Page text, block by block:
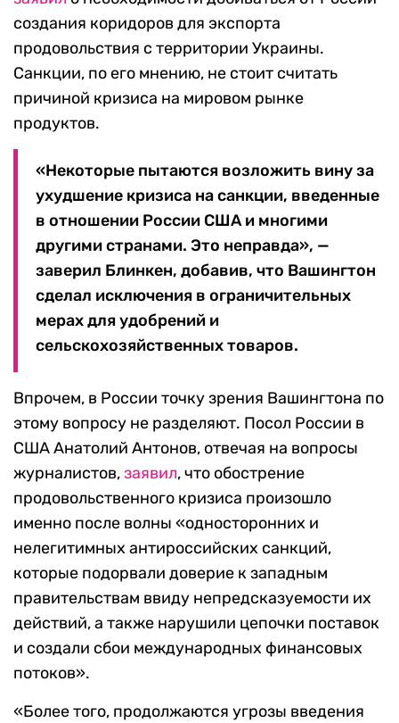
создания коридоров для экспорта
продовольствия с территории Украины.
Санкции, по его мнению, не стоит считать
причиной кризиса на мировом рынке
продуктов.
«Некоторые пытаются возложить вину за
ухудшение кризиса на санкции, введенные
в отношении России США и многими
другими странами. Это неправда», —
заверил Блинкен, добавив, что Вашингтон
сделал исключения в ограничительных
мерах для удобрений и
сельскохозяйственных товаров.
Впрочем, в России точку зрения Вашингтона по
этому вопросу не разделяют. Посол России в
США Анатолий Антонов, отвечая на вопросы
журналистов,заявил, что обострение
продовольственного кризиса произошло
именно после волны «односторонних и
нелегитимных антироссийских санкций,
которые подорвали доверие к западным
правительствам ввиду непредсказуемости их
действий, а также нарушили цепочки поставок
и создали сбои международных финансовых
потоков».
«Более того, продолжаются угрозы введения